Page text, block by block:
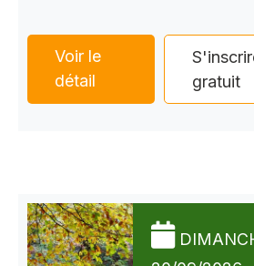
Voir le
détail
gratuit